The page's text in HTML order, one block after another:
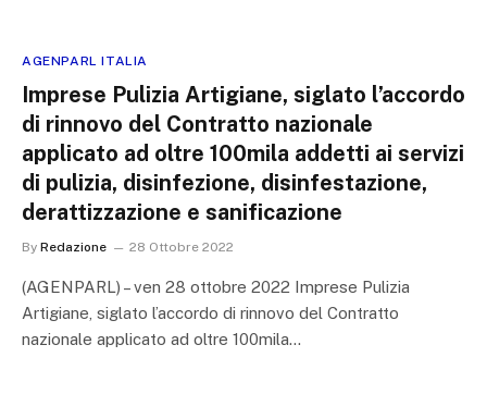
AGENPARL ITALIA
Imprese Pulizia Artigiane, siglato l’accordo
di rinnovo del Contratto nazionale
applicato ad oltre 100mila addetti ai servizi
di pulizia, disinfezione, disinfestazione,
derattizzazione e sanificazione
By Redazione 28 Ottobre 2022
(AGENPARL) – ven 28 ottobre 2022 Imprese Pulizia
Artigiane, siglato l’accordo di rinnovo del Contratto
nazionale applicato ad oltre 100mila…